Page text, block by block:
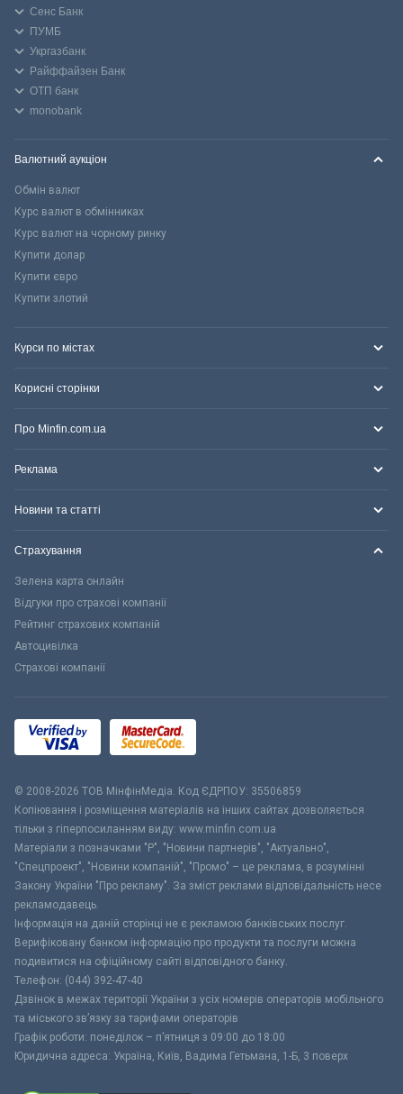
Сенс Банк
ПУМБ
Укргазбанк
Райффайзен Банк
ОТП банк
monobank
Валютний аукціон
Обмін валют
Курс валют в обмінниках
Курс валют на чорному ринку
Купити долар
Купити євро
Купити злотий
Курси по містах
Корисні сторінки
Про Minfin.com.ua
Реклама
Новини та статті
Страхування
Зелена карта онлайн
Відгуки про страхові компанії
Рейтинг страхових компаній
Автоцивілка
Страхові компанії
© 2008-2026 ТОВ МiнфiнМедiа. Код ЄДРПОУ: 35506859
Копіювання і розміщення матеріалів на інших сайтах дозволяється
тільки з гіперпосиланням виду: www.minfin.com.ua
Матеріали з позначками "Р", "Новини партнерів", "Актуально",
"Спецпроект", "Новини компаній", "Промо" – це реклама, в розумінні
Закону України "Про рекламу". За зміст реклами відповідальність несе
рекламодавець.
Інформація на даній сторінці не є рекламою банківських послуг.
Верифіковану банком інформацію про продукти та послуги можна
подивитися на офіційному сайті відповідного банку.
Телефон: (044) 392-47-40
Дзвінок в межах території України з усіх номерів операторів мобільного
та міського зв’язку за тарифами операторів
Графік роботи: понеділок – п’ятниця з 09:00 до 18:00
Юридична адреса: Україна, Київ, Вадима Гетьмана, 1-Б, 3 поверх